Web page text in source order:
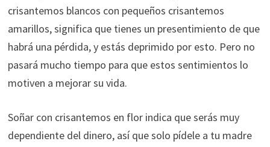
crisantemos blancos con pequeños crisantemos
amarillos, significa que tienes un presentimiento de que
habrá una pérdida, y estás deprimido por esto. Pero no
pasará mucho tiempo para que estos sentimientos lo
motiven a mejorar su vida.
Soñar con crisantemos en flor indica que serás muy
dependiente del dinero, así que solo pídele a tu madre